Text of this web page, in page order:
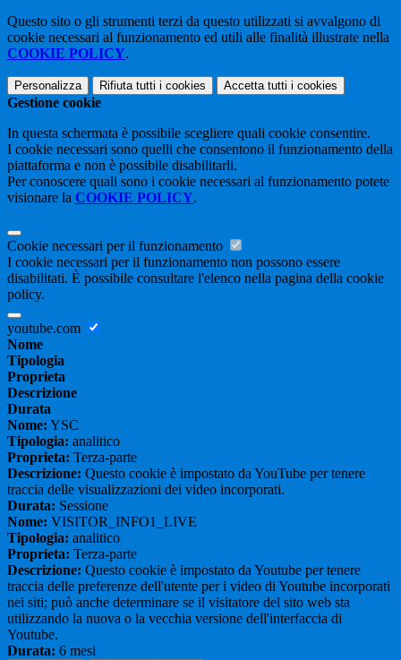
Questo sito o gli strumenti terzi da questo utilizzati si avvalgono di
cookie necessari al funzionamento ed utili alle finalità illustrate nella
COOKIE POLICY.
Personalizza Rifiuta tutti i cookies Accetta tutti i cookies
Gestione cookie
In questa schermata è possibile scegliere quali cookie consentire.
I cookie necessari sono quelli che consentono il funzionamento della
piattaforma e non è possibile disabilitarli.
Per conoscere quali sono i cookie necessari al funzionamento potete
visionare la COOKIE POLICY.
Cookie necessari per il funzionamento
I cookie necessari per il funzionamento non possono essere
disabilitati. È possibile consultare l'elenco nella pagina della cookie
policy.
youtube.com
Nome
Tipologia
Proprieta
Descrizione
Durata
Nome: YSC
Tipologia: analitico
Proprieta: Terza-parte
Descrizione: Questo cookie è impostato da YouTube per tenere
traccia delle visualizzazioni dei video incorporati.
Durata: Sessione
Nome: VISITOR_INFO1_LIVE
Tipologia: analitico
Proprieta: Terza-parte
Descrizione: Questo cookie è impostato da Youtube per tenere
traccia delle preferenze dell'utente per i video di Youtube incorporati
nei siti; può anche determinare se il visitatore del sito web sta
utilizzando la nuova o la vecchia versione dell'interfaccia di
Youtube.
Durata: 6 mesi